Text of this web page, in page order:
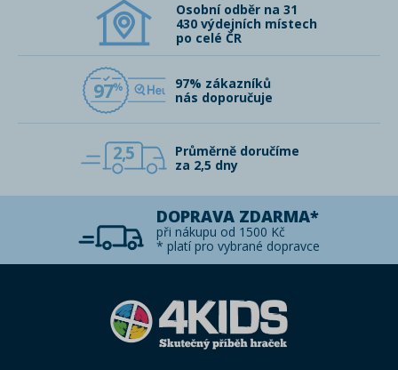
Osobní odběr na 31
430 výdejních místech
po celé ČR
97
97% zákazníků
nás doporučuje
2,5
Průměrně doručíme
za 2,5 dny
DOPRAVA ZDARMA*
při nákupu od 1500 Kč
* platí pro vybrané dopravce